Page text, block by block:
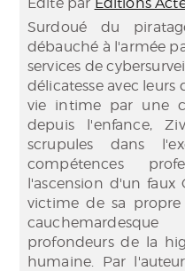
Surdoué du
débauché à l'armée
services de
délicatesse avec leurs
vie intime par une
depuis l'enfance,
scrupules dans
compétences
l'ascension d'un
victime de sa
profondeurs de la
humaine. Par